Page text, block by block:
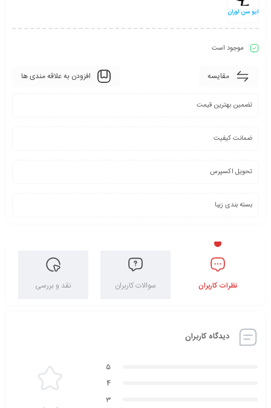
ایو سن لوران
موجود است
مقایسه افزودن به علاقه مندی ها
تضمین بهترین قیمت
ضمانت کیفیت
تحویل اکسپرس
بسته بندی زیبا
نظرات کاربران سوالات کاربران نقد و بررسی
دیدگاه کاربران
5
4
3